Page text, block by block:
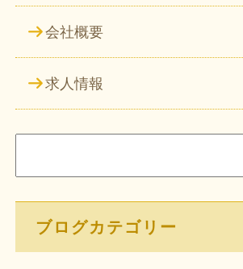
会社概要
求人情報
ブログカテゴリー